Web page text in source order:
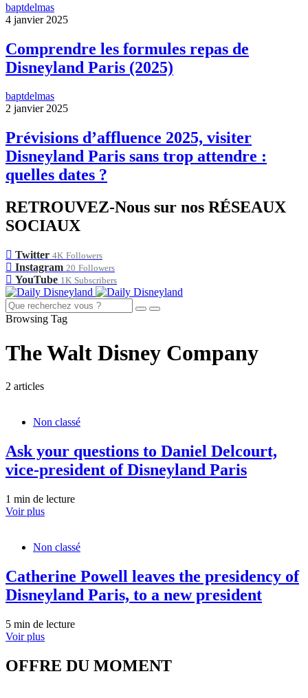
baptdelmas
4 janvier 2025
Comprendre les formules repas de
Disneyland Paris (2025)
baptdelmas
2 janvier 2025
Prévisions d’affluence 2025, visiter
Disneyland Paris sans trop attendre :
quelles dates ?
RETROUVEZ-Nous sur nos RÉSEAUX
SOCIAUX
Twitter 4K Followers
Instagram 20 Followers
YouTube 1K Subscribers
Browsing Tag
The Walt Disney Company
2 articles
Non classé
Ask your questions to Daniel Delcourt,
vice-president of Disneyland Paris
1 min de lecture
Voir plus
Non classé
Catherine Powell leaves the presidency of
Disneyland Paris, to a new president
5 min de lecture
Voir plus
OFFRE DU MOMENT